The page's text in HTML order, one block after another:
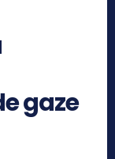
gaze